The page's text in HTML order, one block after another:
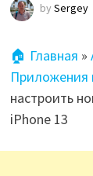
by Sergey
🏠 Главная »
Приложения
настроить
iPhone 13